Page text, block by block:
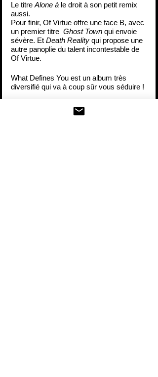
Le titre Alone à le droit à son petit remix
aussi.
Pour finir, Of Virtue offre une face B, avec
un premier titre Ghost Town qui envoie
sévère. Et Death Reality qui propose une
autre panoplie du talent incontestable de
Of Virtue.
What Defines You est un album très
diversifié qui va à coup sûr vous séduire !
Mr SebWatcha pour BGP MUSIC LIVE